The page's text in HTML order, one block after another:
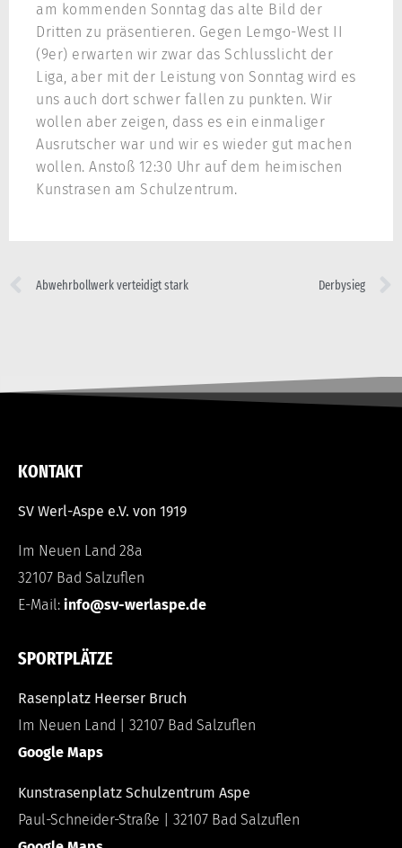
am kommenden Sonntag das alte Bild der
Dritten zu präsentieren. Gegen Lemgo-West II
(9er) erwarten wir zwar das Schlusslicht der
Liga, aber mit der Leistung von Sonntag wird es
uns auch dort schwer fallen zu punkten. Wir
wollen aber zeigen, dass es ein einmaliger
Ausrutscher war und wir es wieder gut machen
wollen. Anstoß 12:30 Uhr auf dem heimischen
Kunstrasen am Schulzentrum.
Abwehrbollwerk verteidigt stark Derbysieg
KONTAKT
SV Werl-Aspe e.V. von 1919
Im Neuen Land 28a
32107 Bad Salzuflen
E-Mail: info@sv-werlaspe.de
SPORTPLÄTZE
Rasenplatz Heerser Bruch
Im Neuen Land | 32107 Bad Salzuflen
Google Maps
Kunstrasenplatz Schulzentrum Aspe
Paul-Schneider-Straße | 32107 Bad Salzuflen